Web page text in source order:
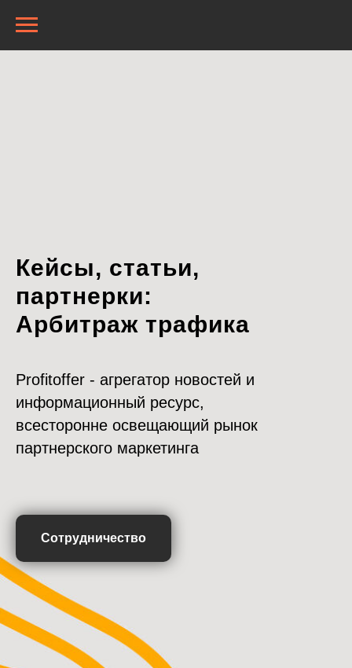
Кейсы, статьи,
партнерки:
Арбитраж трафика
Profitoffer - агрегатор новостей и
информационный ресурс,
всесторонне освещающий рынок
партнерского маркетинга
Сотрудничество